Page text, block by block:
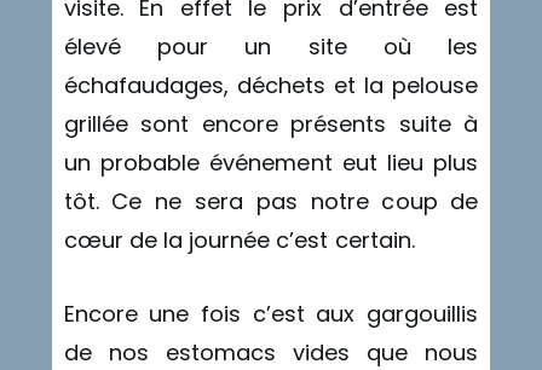
visite. En effet le prix d’entrée est
élevé pour un site où les
échafaudages, déchets et la pelouse
grillée sont encore présents suite à
un probable événement eut lieu plus
tôt. Ce ne sera pas notre coup de
cœur de la journée c’est certain.
Encore une fois c’est aux gargouillis
de nos estomacs vides que nous